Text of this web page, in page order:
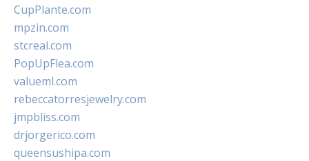
CupPlante.com
mpzin.com
stcreal.com
PopUpFlea.com
valueml.com
rebeccatorresjewelry.com
jmpbliss.com
drjorgerico.com
queensushipa.com